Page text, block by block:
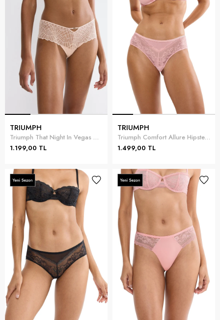
TRIUMPH
Triumph That Night In Vegas Hipster Kadın Külot
1.199,00 TL
TRIUMPH
Triumph Comfort Allure Hipster Kadın Külot
1.499,00 TL